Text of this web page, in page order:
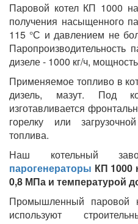
Паровой котел КП 1000
получения насыщенного
115 °С и давлением не
дизеле - 1000 кг/ч,
Применяемое топливо в
дизель, мазут. Под
изготавливается
горелку или
топлива.
Наш котельный
парогенераторы КП 1000
0,8 МПа и температурой
Промышленный паровой
используют